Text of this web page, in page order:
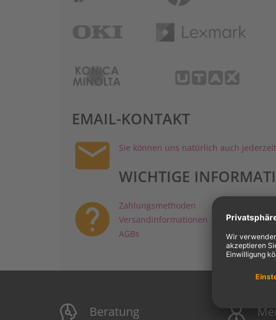
KONICA MINOLTA
EMAIL-KONTAKT
email Sie können uns natürlich auch
WICHTIGE
help
Zahlungsmethoden
Versandinformationen
AGBs
Beratung